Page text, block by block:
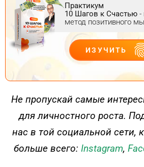
Практикум
10 Шагов к Счастью -
метод позитивного
ИЗУЧИТЬ
ДЕЙСТВУЙ
Не пропускай самые
для личностного роста.
нас в той социальной сети,
больше всего: Instagram,